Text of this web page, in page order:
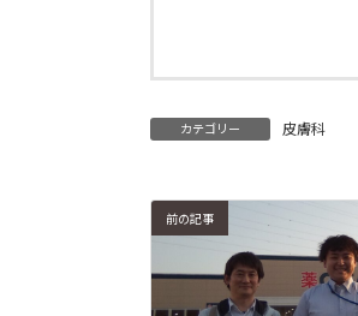
カテゴリー 皮膚科
前の記事